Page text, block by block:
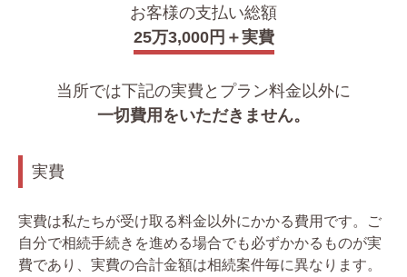
お客様の支払い総額
25万3,000円＋実費
当所では下記の実費とプラン料金以外に
一切費用をいただきません。
実費
実費は私たちが受け取る料金以外にかかる費用です。ご
自分で相続手続きを進める場合でも必ずかかるものが実
費であり、実費の合計金額は相続案件毎に異なります。